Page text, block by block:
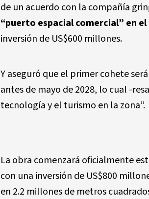
de un acuerdo con la compañía
“puerto espacial comercial” en
inversión de US$600 millones.
Y aseguró que el primer cohete
antes de mayo de 2028, lo cual -
tecnología y el turismo en la zona”.
La obra comenzará oficialmente
con una inversión de US$800
en 2.2 millones de metros